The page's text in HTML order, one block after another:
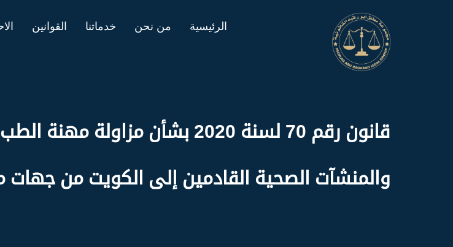
الرئيسية من نحن خدماتنا القوانين
قانون رقم 70 لسنة 2020 بشأن
والمنشآت الصحية القادمين إلى الكويت من جهات